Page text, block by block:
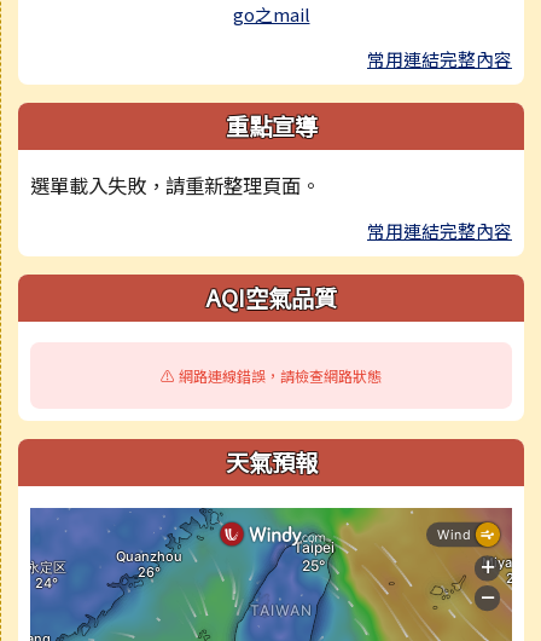
go之mail
常用連結完整內容
重點宣導
選單載入失敗，請重新整理頁面。
常用連結完整內容
AQI空氣品質
⚠️ 網路連線錯誤，請檢查網路狀態
天氣預報